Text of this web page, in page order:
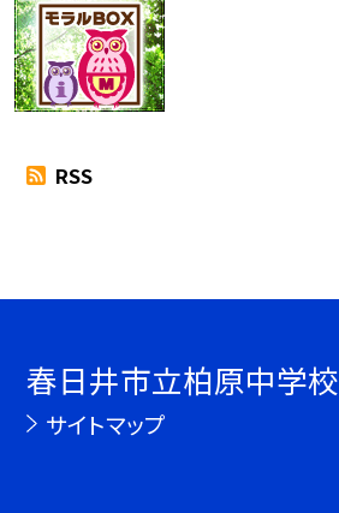
RSS
春日井市立柏原中学校
サイトマップ